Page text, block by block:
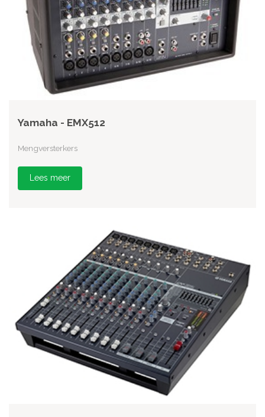
Yamaha - EMX512
Mengversterkers
Lees meer